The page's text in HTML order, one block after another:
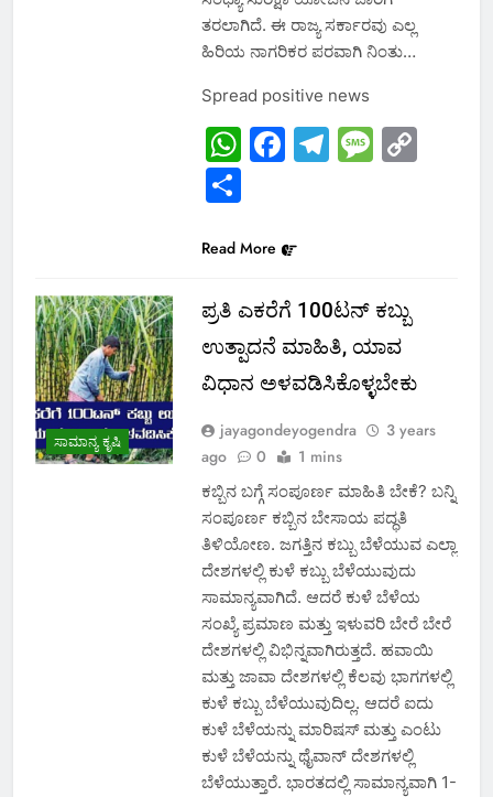
ತರಲಾಗಿದೆ. ಈ ರಾಜ್ಯ ಸರ್ಕಾರವು ಎಲ್ಲ
ಹಿರಿಯ ನಾಗರಿಕರ ಪರವಾಗಿ ನಿಂತು…
Spread positive news
WhatsApp
Facebook
Telegram
Share
Read More
ಸಾಮಾನ್ಯ ಕೃಷಿ
ಪ್ರತಿ ಎಕರೆಗೆ 100ಟನ್ ಕಬ್ಬು
ಉತ್ಪಾದನೆ ಮಾಹಿತಿ, ಯಾವ
ವಿಧಾನ ಅಳವಡಿಸಿಕೊಳ್ಳಬೇಕು
jayagondeyogendra
3 years
ago
0 1 mins
ಕಬ್ಬಿನ ಬಗ್ಗೆ ಸಂಪೂರ್ಣ ಮಾಹಿತಿ ಬೇಕೆ? ಬನ್ನಿ
ಸಂಪೂರ್ಣ ಕಬ್ಬಿನ ಬೇಸಾಯ ಪದ್ಧತಿ
ತಿಳಿಯೋಣ. ಜಗತ್ತಿನ ಕಬ್ಬು ಬೆಳೆಯುವ ಎಲ್ಲಾ
ದೇಶಗಳಲ್ಲಿ ಕುಳೆ ಕಬ್ಬು ಬೆಳೆಯುವುದು
ಸಾಮಾನ್ಯವಾಗಿದೆ. ಆದರೆ ಕುಳೆ ಬೆಳೆಯ
ಸಂಖ್ಯೆ ಪ್ರಮಾಣ ಮತ್ತು ಇಳುವರಿ ಬೇರೆ ಬೇರೆ
ದೇಶಗಳಲ್ಲಿ ವಿಭಿನ್ನವಾಗಿರುತ್ತದೆ. ಹವಾಯಿ
ಮತ್ತು ಜಾವಾ ದೇಶಗಳಲ್ಲಿ ಕೆಲವು ಭಾಗಗಳಲ್ಲಿ
ಕುಳೆ ಕಬ್ಬು ಬೆಳೆಯುವುದಿಲ್ಲ. ಆದರೆ ಐದು
ಕುಳೆ ಬೆಳೆಯನ್ನು ಮಾರಿಷಸ್ ಮತ್ತು ಎಂಟು
ಕುಳೆ ಬೆಳೆಯನ್ನು ಥೈವಾನ್ ದೇಶಗಳಲ್ಲಿ
ಬೆಳೆಯುತ್ತಾರೆ. ಭಾರತದಲ್ಲಿ ಸಾಮಾನ್ಯವಾಗಿ 1-